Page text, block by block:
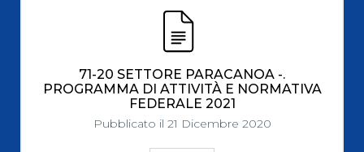
71-20 SETTORE PARACANOA -.
PROGRAMMA DI ATTIVITÀ E NORMATIVA
FEDERALE 2021
Pubblicato il 21 Dicembre 2020